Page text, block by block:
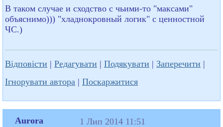
В таком случае и сходство с чьими-то "максами"
объяснимо))) "хладнокровный логик" с ценностной
ЧС.)
Відповісти | Редагувати | Подякувати | Заперечити |
Ігнорувати автора | Поскаржитися
Aurora
1 Лип 2014 11:51